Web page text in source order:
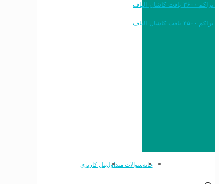
خرید به قیمت فرش ماشینی ۱۲۰۰ شانه تراکم ۳۶۰۰ بافت کاشان الیاف
خرید به قیمت فرش ماشینی ۱۵۰۰ شانه تراکم ۴۵۰۰ بافت کاشان الیاف
خانهسوالات متداولپنل کاربری